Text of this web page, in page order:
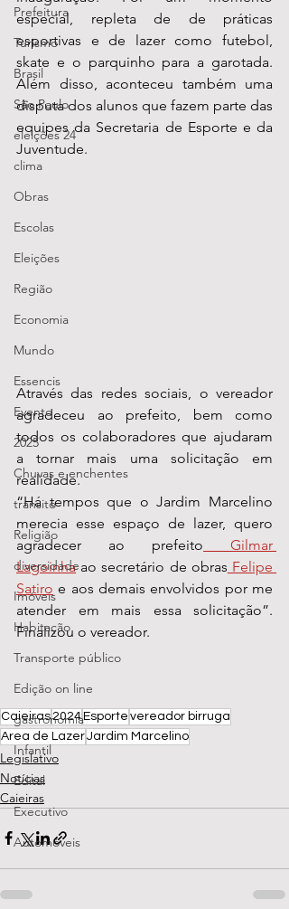
Prefeitura
Turismo
Brasil
São Paulo
eleições 24
clima
Obras
Escolas
Eleições
Região
Economia
Mundo
Essencis
Evento
2025
Chuvas e enchentes
transito
Religião
diversidade
Imóveis
Habitação
Transporte público
Edição on line
gastronomia
Infantil
Edital
Executivo
Automóveis
especial, repleta de de práticas
esportivas e de lazer como futebol,
skate e o parquinho para a garotada.
Além disso, aconteceu também uma
disputa dos alunos que fazem parte das
equipes da Secretaria de Esporte e da
Juventude.
Através das redes sociais, o vereador
agradeceu ao prefeito, bem como
todos os colaboradores que ajudaram
a tornar mais uma solicitação em
realidade.
“Há tempos que o Jardim Marcelino
merecia esse espaço de lazer, quero
agradecer ao prefeito Gilmar
Lagoinha ao secretário de obras Felipe
Satiro e aos demais envolvidos por me
atender em mais essa solicitação”.
Finalizou o vereador.
Caieiras2024Esporte vereador birruga
Area de LazerJardim Marcelino
Legislativo
Notícias
Caieiras